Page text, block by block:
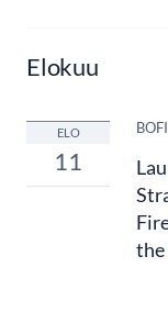
Elokuu
ELO
11
the